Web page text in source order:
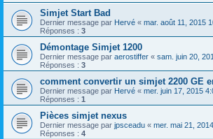
Simjet Start Bad
Dernier message par Hervé « mar. août 11, 2015
Réponses : 3
Démontage Simjet 1200
Dernier message par aerostiffer « sam. juin 20,
Réponses : 3
comment convertir un simjet 2200 GE
Dernier message par Hervé « mer. juin 17, 2015
Réponses : 1
Pièces simjet nexus
Dernier message par jpsceadu « mer. mai 21,
Réponses : 4